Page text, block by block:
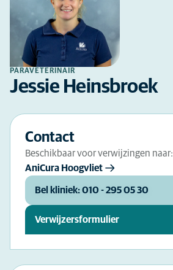
PARAVETERINAIR
Jessie Heinsbroek
Contact
Beschikbaar voor verwijzingen naar:
AniCura Hoogvliet
Bel kliniek: 010 - 295 05 30
Verwijzersformulier